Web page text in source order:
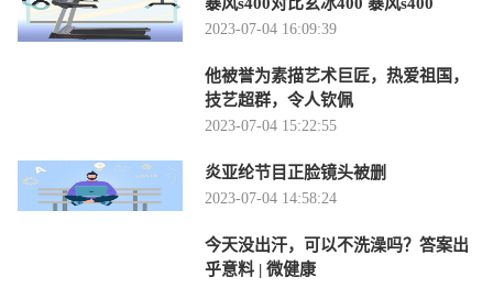
2023-07-04 16:09:39
他被誉为素描艺术巨匠，热爱祖国，
技艺超群，令人钦佩
2023-07-04 15:22:55
炎亚纶节目正脸镜头被删
2023-07-04 14:58:24
今天没出汗，可以不洗澡吗？答案出
乎意料 | 微健康